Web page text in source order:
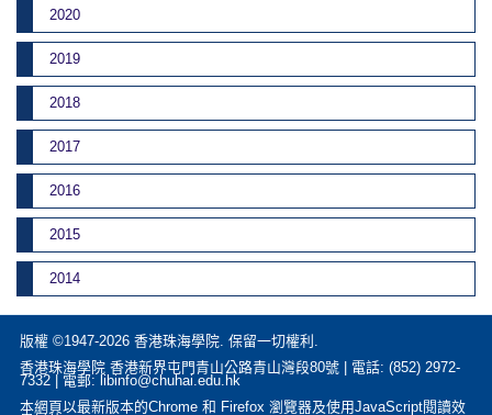
2020
2019
2018
2017
2016
2015
2014
版權 ©1947-2026 香港珠海學院. 保留一切權利.
香港珠海學院 香港新界屯門青山公路青山灣段80號 | 電話: (852) 2972-
7332 | 電郵: libinfo@chuhai.edu.hk
本網頁以最新版本的Chrome 和 Firefox 瀏覽器及使用JavaScript閱讀效